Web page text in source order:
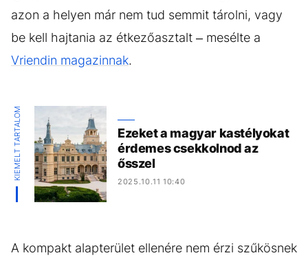
azon a helyen már nem tud semmit tárolni, vagy
be kell hajtania az étkezőasztalt – mesélte a
Vriendin magazinnak.
KIEMELT TARTALOM
Ezeket a magyar kastélyokat
érdemes csekkolnod az
ősszel
2025.10.11 10:40
A kompakt alapterület ellenére nem érzi szűkösnek